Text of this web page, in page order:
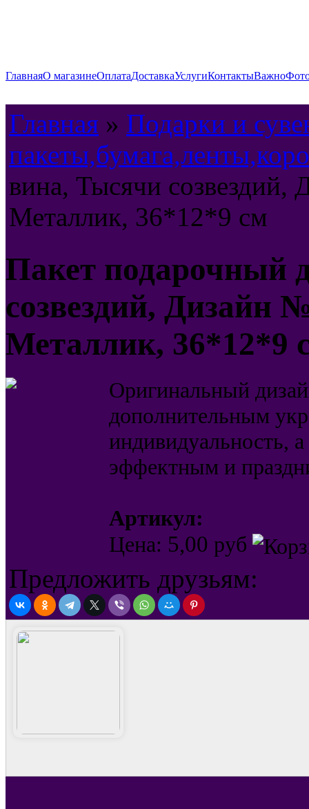
ГлавнаяО магазинеОплатаДоставкаУслугиКонтактыВажно
Главная » Подарки и
вина, Тысячи
Металлик, 36*12*9 см
Пакет подарочный
созвездий, Дизайн
Металлик, 36*12*9
Оригинальный
дополнительным
индивидуальность,
эффектным и
Артикул:
Цена: 5,00 руб
Предложить друзьям: